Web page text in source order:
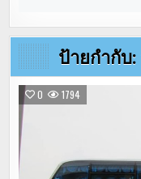
ป้ายกำกับ:
0 1794